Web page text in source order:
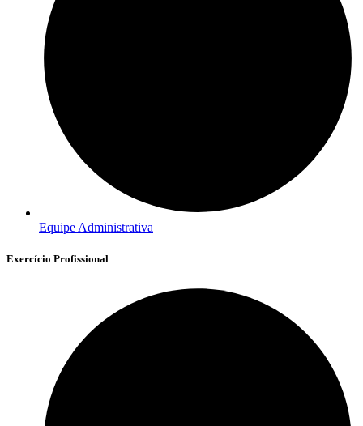
Equipe Administrativa
Exercício Profissional